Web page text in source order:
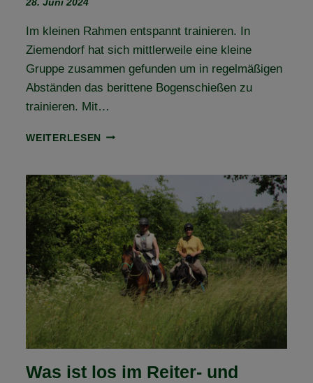
28. Juni 2024
Im kleinen Rahmen entspannt trainieren. In
Ziemendorf hat sich mittlerweile eine kleine
Gruppe zusammen gefunden um in regelmäßigen
Abständen das berittene Bogenschießen zu
trainieren. Mit…
WEITERLESEN
RÜCKBLICK
Was ist los im Reiter- und